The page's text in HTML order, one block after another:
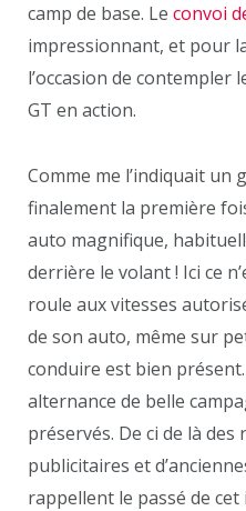
camp de base. Le convoi
impressionnant, et pour
l’occasion de contempler
GT en action.
Comme me l’indiquait un
finalement la première
auto magnifique,
derrière le volant ! Ici ce
roule aux vitesses
de son auto, même sur
conduire est bien
alternance de belle
préservés. De ci de là
publicitaires et
rappellent le passé de